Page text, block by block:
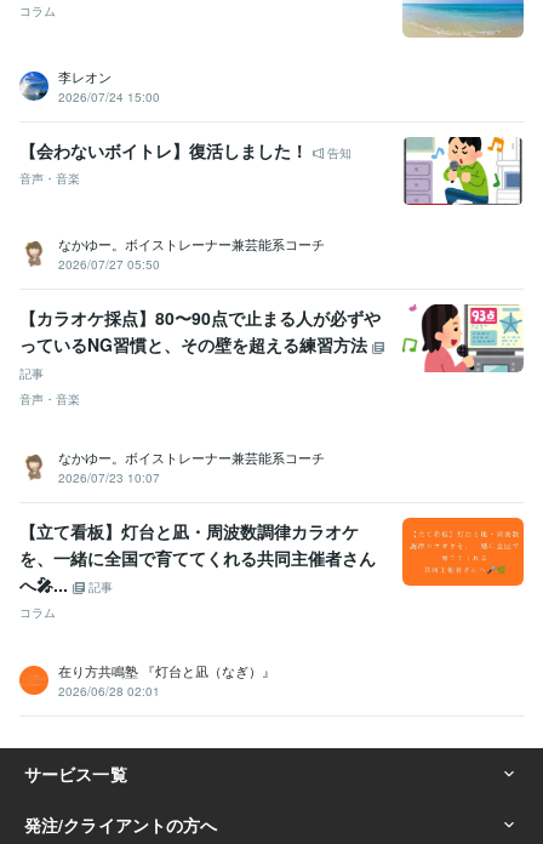
コラム
李レオン
2026/07/24 15:00
【会わないボイトレ】復活しました！
告知
音声・音楽
なかゆー。ボイストレーナー兼芸能系コーチ
2026/07/27 05:50
【カラオケ採点】80〜90点で止まる人が必ずや
っているNG習慣と、その壁を超える練習方法
記事
音声・音楽
なかゆー。ボイストレーナー兼芸能系コーチ
2026/07/23 10:07
【立て看板】灯台と凪・周波数調律カラオケ
を、一緒に全国で育ててくれる共同主催者さん
へ🎤...
記事
コラム
在り方共鳴塾 『灯台と凪（なぎ）』
2026/06/28 02:01